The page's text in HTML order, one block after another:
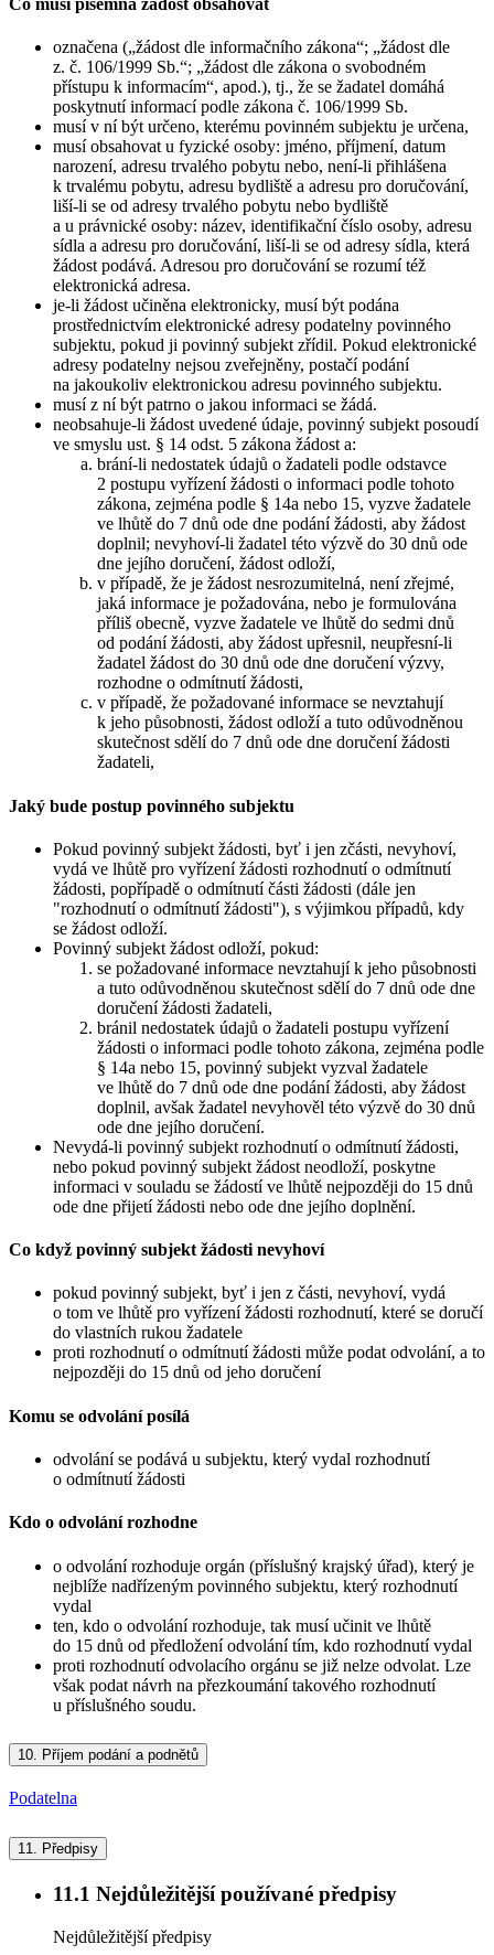
Co musí písemná žádost obsahovat
označena („žádost dle informačního zákona“; „žádost dle
z. č. 106/1999 Sb.“; „žádost dle zákona o svobodném
přístupu k informacím“, apod.), tj., že se žadatel domáhá
poskytnutí informací podle zákona č. 106/1999 Sb.
musí v ní být určeno, kterému povinném subjektu je určena,
musí obsahovat u fyzické osoby: jméno, příjmení, datum
narození, adresu trvalého pobytu nebo, není-li přihlášena
k trvalému pobytu, adresu bydliště a adresu pro doručování,
liší-li se od adresy trvalého pobytu nebo bydliště
a u právnické osoby: název, identifikační číslo osoby, adresu
sídla a adresu pro doručování, liší-li se od adresy sídla, která
žádost podává. Adresou pro doručování se rozumí též
elektronická adresa.
je-li žádost učiněna elektronicky, musí být podána
prostřednictvím elektronické adresy podatelny povinného
subjektu, pokud ji povinný subjekt zřídil. Pokud elektronické
adresy podatelny nejsou zveřejněny, postačí podání
na jakoukoliv elektronickou adresu povinného subjektu.
musí z ní být patrno o jakou informaci se žádá.
neobsahuje-li žádost uvedené údaje, povinný subjekt posoudí
ve smyslu ust. § 14 odst. 5 zákona žádost a:
brání-li nedostatek údajů o žadateli podle odstavce
2 postupu vyřízení žádosti o informaci podle tohoto
zákona, zejména podle § 14a nebo 15, vyzve žadatele
ve lhůtě do 7 dnů ode dne podání žádosti, aby žádost
doplnil; nevyhoví-li žadatel této výzvě do 30 dnů ode
dne jejího doručení, žádost odloží,
v případě, že je žádost nesrozumitelná, není zřejmé,
jaká informace je požadována, nebo je formulována
příliš obecně, vyzve žadatele ve lhůtě do sedmi dnů
od podání žádosti, aby žádost upřesnil, neupřesní-li
žadatel žádost do 30 dnů ode dne doručení výzvy,
rozhodne o odmítnutí žádosti,
v případě, že požadované informace se nevztahují
k jeho působnosti, žádost odloží a tuto odůvodněnou
skutečnost sdělí do 7 dnů ode dne doručení žádosti
žadateli,
Jaký bude postup povinného subjektu
Pokud povinný subjekt žádosti, byť i jen zčásti, nevyhoví,
vydá ve lhůtě pro vyřízení žádosti rozhodnutí o odmítnutí
žádosti, popřípadě o odmítnutí části žádosti (dále jen
"rozhodnutí o odmítnutí žádosti"), s výjimkou případů, kdy
se žádost odloží.
Povinný subjekt žádost odloží, pokud:
se požadované informace nevztahují k jeho působnosti
a tuto odůvodněnou skutečnost sdělí do 7 dnů ode dne
doručení žádosti žadateli,
bránil nedostatek údajů o žadateli postupu vyřízení
žádosti o informaci podle tohoto zákona, zejména podle
§ 14a nebo 15, povinný subjekt vyzval žadatele
ve lhůtě do 7 dnů ode dne podání žádosti, aby žádost
doplnil, avšak žadatel nevyhověl této výzvě do 30 dnů
ode dne jejího doručení.
Nevydá-li povinný subjekt rozhodnutí o odmítnutí žádosti,
nebo pokud povinný subjekt žádost neodloží, poskytne
informaci v souladu se žádostí ve lhůtě nejpozději do 15 dnů
ode dne přijetí žádosti nebo ode dne jejího doplnění.
Co když povinný subjekt žádosti nevyhoví
pokud povinný subjekt, byť i jen z části, nevyhoví, vydá
o tom ve lhůtě pro vyřízení žádosti rozhodnutí, které se doručí
do vlastních rukou žadatele
proti rozhodnutí o odmítnutí žádosti může podat odvolání, a to
nejpozději do 15 dnů od jeho doručení
Komu se odvolání posílá
odvolání se podává u subjektu, který vydal rozhodnutí
o odmítnutí žádosti
Kdo o odvolání rozhodne
o odvolání rozhoduje orgán (příslušný krajský úřad), který je
nejblíže nadřízeným povinného subjektu, který rozhodnutí
vydal
ten, kdo o odvolání rozhoduje, tak musí učinit ve lhůtě
do 15 dnů od předložení odvolání tím, kdo rozhodnutí vydal
proti rozhodnutí odvolacího orgánu se již nelze odvolat. Lze
však podat návrh na přezkoumání takového rozhodnutí
u příslušného soudu.
10. Příjem podání a podnětů
Podatelna
11. Předpisy
11.1 Nejdůležitější používané předpisy
Nejdůležitější předpisy